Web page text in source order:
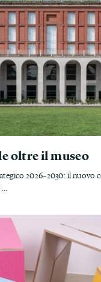
oltre il museo
2026–2030: il nuovo